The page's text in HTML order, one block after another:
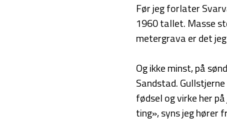
Før jeg forlater
1960 tallet. Masse
metergrava er det
Og ikke minst, på
Sandstad.
fødsel og virke her
ting», syns jeg hører